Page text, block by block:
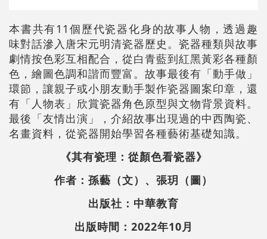
本書共有11個歷代瓷器化身的故事人物，透過趣
味對話滲入唐宋元明清瓷器歷史。瓷器種類與故事
劇情按色彩互相配合，從白青藍到紅黑黃彩各種顏
色，繪圖色調和諧而豐富。故事最後有「動手做」
環節，讓親子或小朋友動手製作瓷器圖案印章，還
有「人物表」欣賞瓷器角色原型與文物背景資料。
最後「友情出演」，介紹故事出現過的中西陶瓷、
名畫資料，從瓷器開始學習各種藝術基礎知識。
《其有瓷理：從顏色看瓷器》
作者：孫藝（文）、張玥（圖）
出版社：中華教育
出版時間：2022年10月